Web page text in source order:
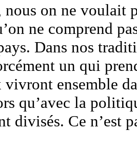
on ne voulait
ne comprend
Dans nos
un qui
ensemble
qu’avec la
divisés. Ce n’est